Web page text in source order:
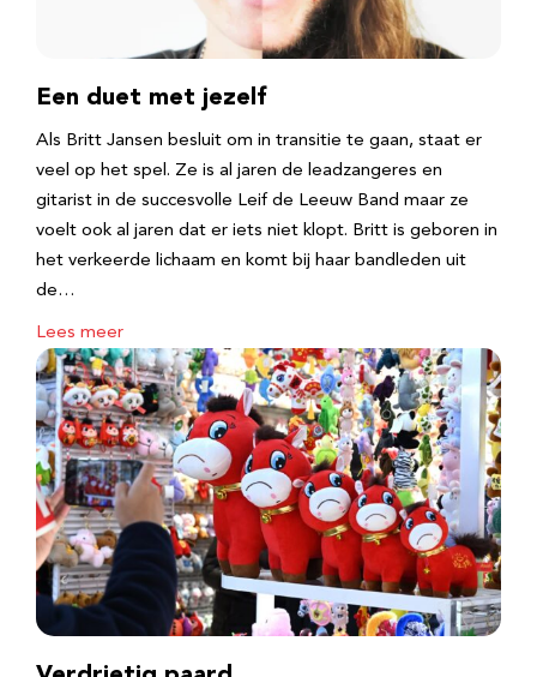
Een duet met jezelf
Als Britt Jansen besluit om in transitie te gaan, staat er
veel op het spel. Ze is al jaren de leadzangeres en
gitarist in de succesvolle Leif de Leeuw Band maar ze
voelt ook al jaren dat er iets niet klopt. Britt is geboren in
het verkeerde lichaam en komt bij haar bandleden uit
de…
Lees meer